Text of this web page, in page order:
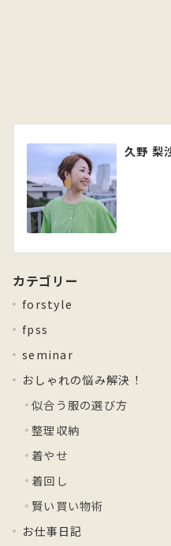
久野
カテゴリー
forstyle
fpss
seminar
おしゃれの悩み解決！
似合う服の選び方
整理収納
着やせ
着回し
賢い買い物術
お仕事日記